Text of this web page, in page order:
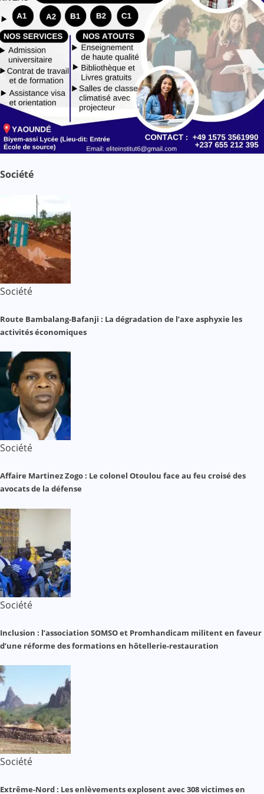
Société
Société
Route Bambalang-Bafanji : La dégradation de l’axe asphyxie les
activités économiques
Société
Affaire Martinez Zogo : Le colonel Otoulou face au feu croisé des
avocats de la défense
Société
Inclusion : l’association SOMSO et Promhandicam militent en faveur
d’une réforme des formations en hôtellerie-restauration
Société
Extrême-Nord : Les enlèvements explosent avec 308 victimes en